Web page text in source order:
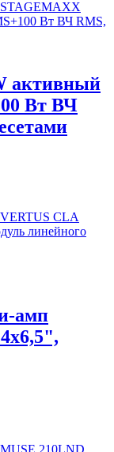
активный
Вт ВЧ
амп